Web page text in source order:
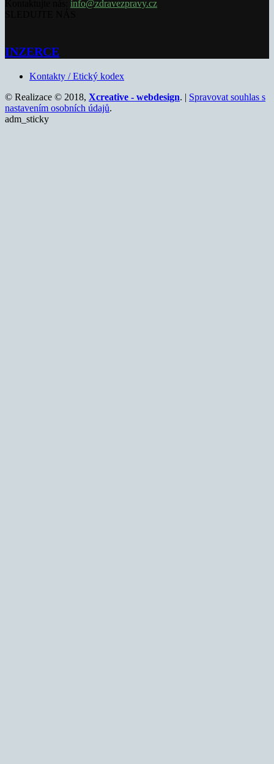
info@zdravezpravy.cz
INZERCE
Kontakty / Etický kodex
© Realizace © 2018, Xcreative - webdesign. | Spravovat souhlas s
nastavením osobních údajů.
adm_sticky